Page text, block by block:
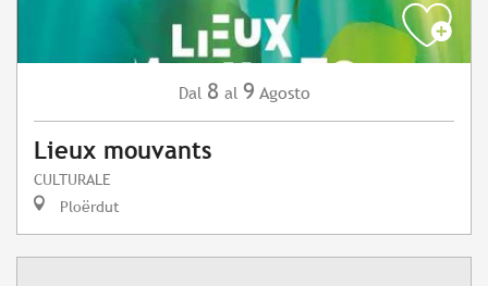
Dal 8 al 9 Agosto
Lieux mouvants
CULTURALE
Ploërdut